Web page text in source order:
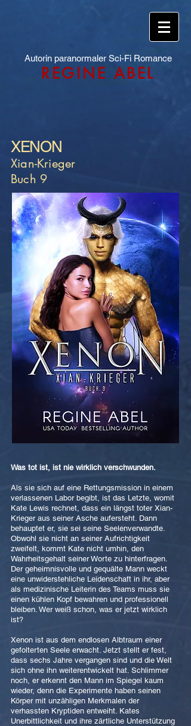
Autorin paranormaler Sci-Fi Romance
REGINE ABEL
XENON
Xian-Krieger
Buch 9
Was tot ist, ist nie wirklich verschwunden.
Als sie sich auf eine Rettungsmission in einem
verlassenen Labor begibt, ist das Letzte, womit
Kate Lewis rechnet, dass ein längst toter Xian-
Krieger aus seiner Asche aufersteht. Dann
behauptet er, sie sei seine Seelenverwandte.
Obwohl sie nicht an seiner Aufrichtigkeit
zweifelt, kommt Kate nicht umhin, den
Wahrheitsgehalt seiner Worte zu hinterfragen.
Der geheimnisvolle und gequälte Mann weckt
eine unwiderstehliche Leidenschaft in ihr, aber
als medizinische Leiterin des Teams muss sie
einen kühlen Kopf bewahren und professionell
bleiben. Wer weiß schon, was er jetzt wirklich
ist?
Xenon ist aus dem endlosen Albtraum einer
gefolterten Seele erwacht. Jetzt stellt er fest,
dass sechs Jahre vergangen sind und die Welt
sich ohne ihn weiterentwickelt hat. Schlimmer
noch, er erkennt den Mann im Spiegel kaum
wieder, denn die Experimente haben seinen
Körper mit unzähligen Merkmalen der
verhassten Kryptiden entweiht. Kates
Unerbittlichkeit und ihre zärtliche Unterstützung